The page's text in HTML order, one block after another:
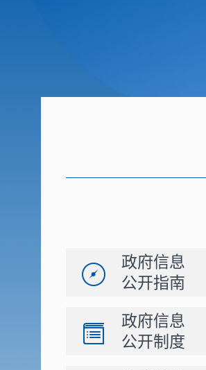
政府信息
公开指南
政府信息
公开制度